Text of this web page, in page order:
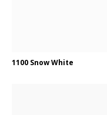
1100 Snow White